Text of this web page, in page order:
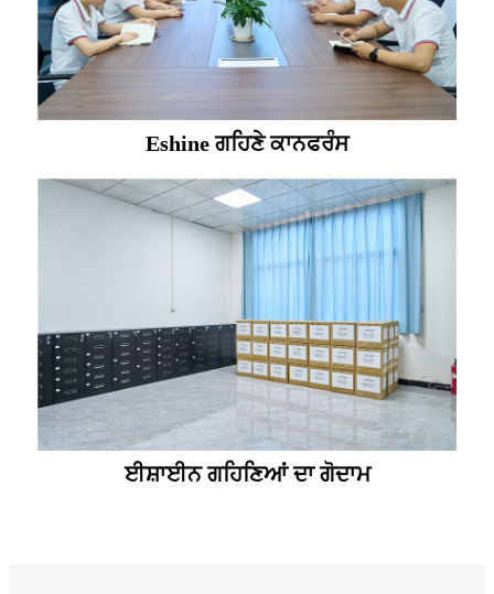
Eshine ਗਹਿਣੇ ਕਾਨਫਰੰਸ
ਈਸ਼ਾਈਨ ਗਹਿਣਿਆਂ ਦਾ ਗੋਦਾਮ